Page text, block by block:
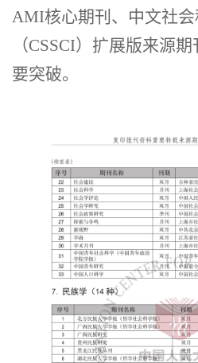
AMI核心期刊、中文社会
（CSSCI）扩展版来源
要突破。